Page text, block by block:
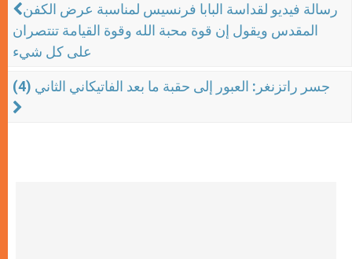
رسالة فيديو لقداسة البابا فرنسيس لمناسبة عرض الكفن
المقدس ويقول إن قوة محبة الله وقوة القيامة تنتصران
على كل شيء
جسر راتزنغر: العبور إلى حقبة ما بعد الفاتيكاني الثاني (4)